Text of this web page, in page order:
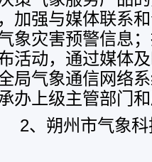
加强与媒体联系
象灾害预警信息
活动，通过媒体
局气象通信网络
办上级主管部门
2、朔州市气象